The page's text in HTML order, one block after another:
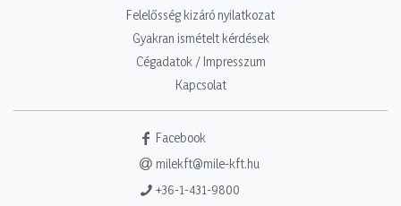
Felelősség kizáró nyilatkozat
Gyakran ismételt kérdések
Cégadatok / Impresszum
Kapcsolat
Facebook
milekft@mile-kft.hu
+36-1-431-9800